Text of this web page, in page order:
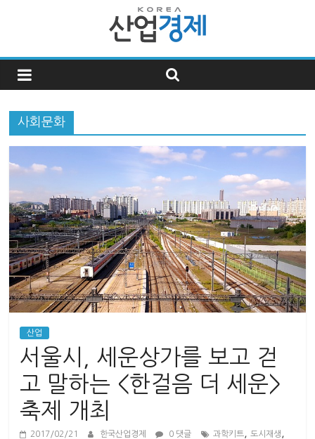
한
국
산
업
경
제
한
국
산
사회문화
산업
서울시, 세운상가를 보고 걷
고 말하는 <한걸음 더 세운>
축제 개최
2017/02/21 한국산업경제 0 댓글 과학키트 도시재생